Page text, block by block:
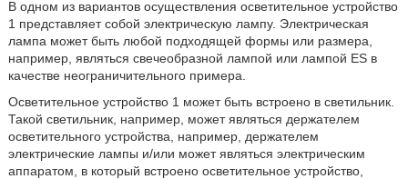
В одном из вариантов осуществления осветительное устройство
1 представляет собой электрическую лампу. Электрическая
лампа может быть любой подходящей формы или размера,
например, являться свечеобразной лампой или лампой ES в
качестве неограничительного примера.
Осветительное устройство 1 может быть встроено в светильник.
Такой светильник, например, может являться держателем
осветительного устройства, например, держателем
электрические лампы и/или может являться электрическим
аппаратом, в который встроено осветительное устройство,